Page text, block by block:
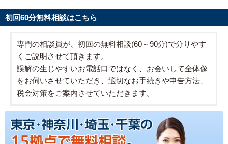
初回60分無料相談はこちら
専門の相談員が、初回の無料相談(60～90分)で分りやす
くご説明させて頂きます。
誤解の生じやすいお電話口ではなく、お会いして全体像
をお伺いさせていただき、適切なお手続きや申告方法、
税金対策をご案内させていただきます。